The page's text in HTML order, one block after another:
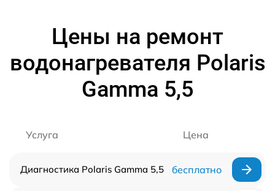
Цены на ремонт
водонагревателя Polaris
Gamma 5,5
Услуга Цена
Диагностика Polaris Gamma 5,5 бесплатно